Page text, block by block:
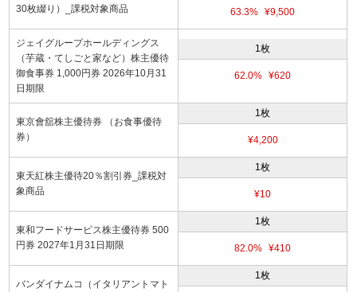
30枚綴り）_課税対象商品
63.3% ¥9,500
ジェイグループホールディングス
（芋蔵・てしごと家など）株主優待
御食事券 1,000円券 2026年10月31
日期限
1枚
62.0% ¥620
東京會舘株主優待券 （お食事優待
券）
1枚
¥4,200
東天紅株主優待20％割引券_課税対
象商品
1枚
¥10
東和フードサービス株主優待券 500
円券 2027年1月31日期限
1枚
82.0% ¥410
バンダイナムコ（イタリアントマト
1枚